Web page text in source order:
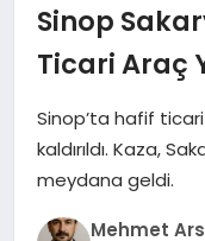
SPOR
MAGAZIN
SAĞLIK
Sinop
Ticari Araç
Sinop’ta hafif
kaldırıldı. Kaza,
meydana geldi.
Mehmet